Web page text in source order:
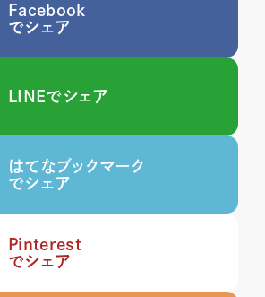
Facebook
でシェア
LINEでシェア
はてなブックマーク
でシェア
Pinterest
でシェア